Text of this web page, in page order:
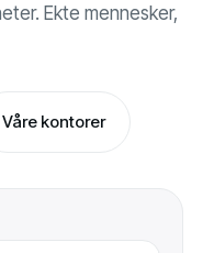
Ekte mennesker,
Våre kontorer